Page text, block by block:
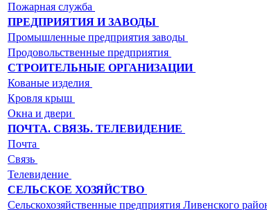
Пожарная служба
ПРЕДПРИЯТИЯ И ЗАВОДЫ
Промышленные предприятия заводы
Продовольственные предприятия
СТРОИТЕЛЬНЫЕ ОРГАНИЗАЦИИ
Кованые изделия
Кровля крыш
Окна и двери
ПОЧТА. СВЯЗЬ. ТЕЛЕВИДЕНИЕ
Почта
Связь
Телевидение
СЕЛЬСКОЕ ХОЗЯЙСТВО
Сельскохозяйственные предприятия Ливенского